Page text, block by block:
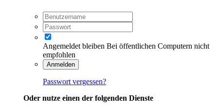
Angemeldet bleiben Bei öffentlichen Computern nicht
empfohlen
Anmelden
Passwort vergessen?
Oder nutze einen der folgenden Dienste